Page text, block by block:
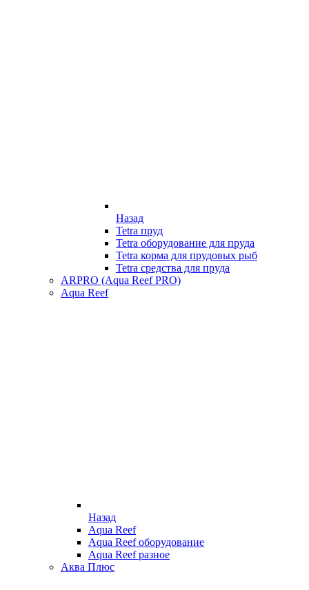
Назад
Tetra пруд
Tetra оборудование для пруда
Tetra корма для прудовых рыб
Tetra средства для пруда
ARPRO (Aqua Reef PRO)
Aqua Reef
Назад
Aqua Reef
Aqua Reef оборудование
Aqua Reef разное
Аква Плюс